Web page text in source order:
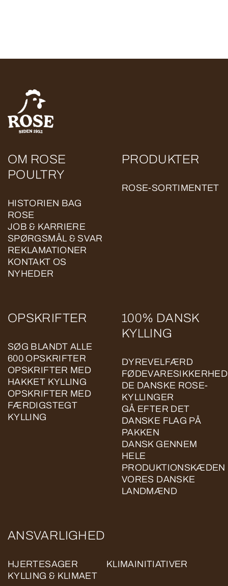
OM ROSE
POULTRY
HISTORIEN BAG
ROSE
JOB & KARRIERE
SPØRGSMÅL & SVAR
REKLAMATIONER
KONTAKT OS
NYHEDER
PRODUKTER
ROSE-SORTIMENTET
OPSKRIFTER
SØG BLANDT ALLE
600 OPSKRIFTER
OPSKRIFTER MED
HAKKET KYLLING
OPSKRIFTER MED
FÆRDIGSTEGT
KYLLING
100% DANSK
KYLLING
DYREVELFÆRD
FØDEVARESIKKERHED
DE DANSKE ROSE-
KYLLINGER
GÅ EFTER DET
DANSKE FLAG PÅ
PAKKEN
DANSK GENNEM
HELE
PRODUKTIONSKÆDEN
VORES DANSKE
LANDMÆND
ANSVARLIGHED
HJERTESAGER
KLIMAINITIATIVER
KYLLING & KLIMAET